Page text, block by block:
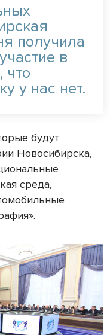
получила
в
у нас нет.
будут
Новосибирска,
среда,